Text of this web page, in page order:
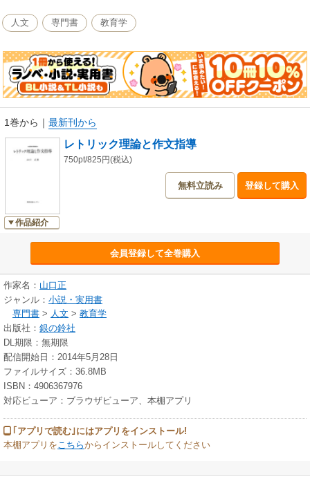
人文 専門書 教育学
1巻から ｜ 最新刊から
作品紹介
レトリック理論と作文指導
750pt/825円(税込)
無料立読み 登録して購入
会員登録して全巻購入
作家名： 山口正
ジャンル： 小説・実用書
専門書 > 人文 > 教育学
出版社： 銀の鈴社
DL期限：無期限
配信開始日：2014年5月28日
ファイルサイズ：36.8MB
ISBN：4906367976
対応ビューア：ブラウザビューア、本棚アプリ
｢アプリで読む｣にはアプリをインストール!
本棚アプリをこちらからインストールしてください